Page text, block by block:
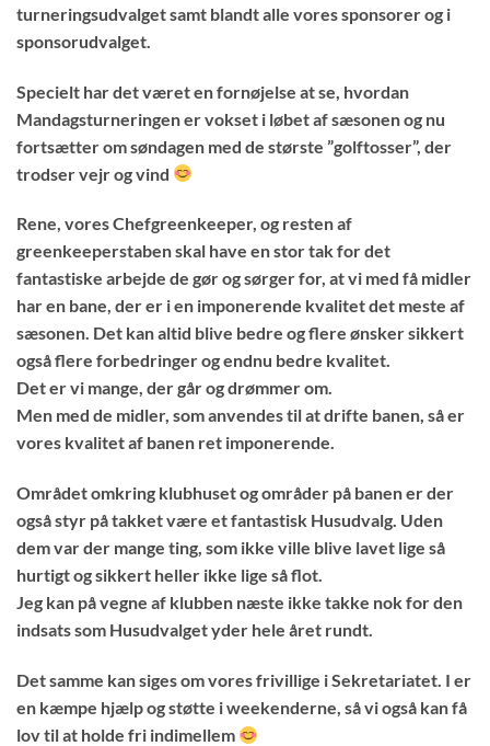
turneringsudvalget samt blandt alle vores sponsorer og i
sponsorudvalget.
Specielt har det været en fornøjelse at se, hvordan
Mandagsturneringen er vokset i løbet af sæsonen og nu
fortsætter om søndagen med de største ”golftosser”, der
trodser vejr og vind
Rene, vores Chefgreenkeeper, og resten af
greenkeeperstaben skal have en stor tak for det
fantastiske arbejde de gør og sørger for, at vi med få midler
har en bane, der er i en imponerende kvalitet det meste af
sæsonen. Det kan altid blive bedre og flere ønsker sikkert
også flere forbedringer og endnu bedre kvalitet.
Det er vi mange, der går og drømmer om.
Men med de midler, som anvendes til at drifte banen, så er
vores kvalitet af banen ret imponerende.
Området omkring klubhuset og områder på banen er der
også styr på takket være et fantastisk Husudvalg. Uden
dem var der mange ting, som ikke ville blive lavet lige så
hurtigt og sikkert heller ikke lige så flot.
Jeg kan på vegne af klubben næste ikke takke nok for den
indsats som Husudvalget yder hele året rundt.
Det samme kan siges om vores frivillige i Sekretariatet. I er
en kæmpe hjælp og støtte i weekenderne, så vi også kan få
lov til at holde fri indimellem